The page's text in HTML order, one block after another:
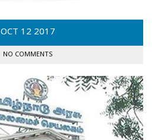
OCT 12 2017
NO COMMENTS